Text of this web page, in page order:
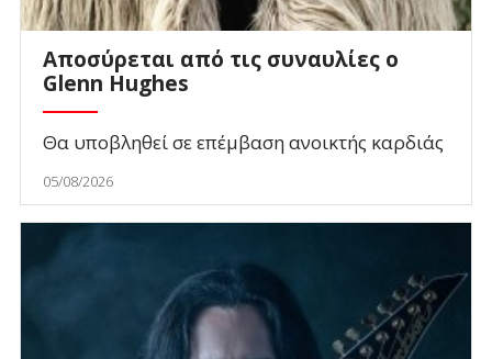
Αποσύρεται από τις συναυλίες ο
Glenn Hughes
Θα υποβληθεί σε επέμβαση ανοικτής καρδιάς
05/08/2026